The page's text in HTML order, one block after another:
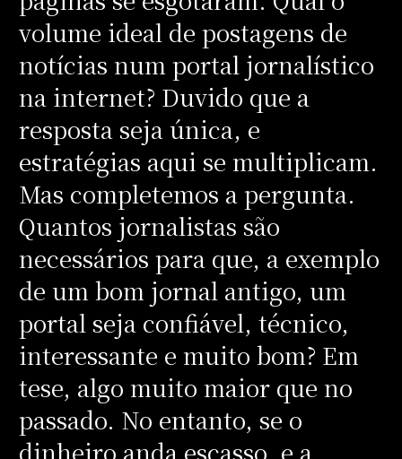
volume ideal de postagens de
notícias num portal jornalístico
na internet? Duvido que a
resposta seja única, e
estratégias aqui se multiplicam.
Mas completemos a pergunta.
Quantos jornalistas são
necessários para que, a exemplo
de um bom jornal antigo, um
portal seja confiável, técnico,
interessante e muito bom? Em
tese, algo muito maior que no
passado. No entanto, se o
dinheiro anda escasso, e a